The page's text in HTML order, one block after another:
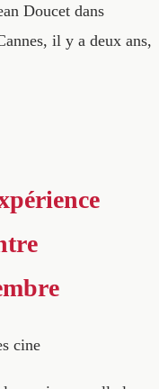
Doucet dans
il y a deux ans,
cine